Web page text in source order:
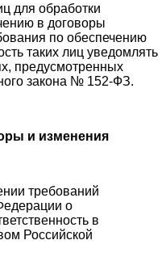
для обработки
в договоры
по обеспечению
таких лиц уведомлять
предусмотренных
закона № 152-ФЗ.
и изменения
требований
о
в
Российской